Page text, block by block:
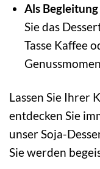
Als Begleitung
Sie das
Tasse Kaffee
Lassen Sie Ihrer
entdecken Sie
unser Soja-
Sie werden